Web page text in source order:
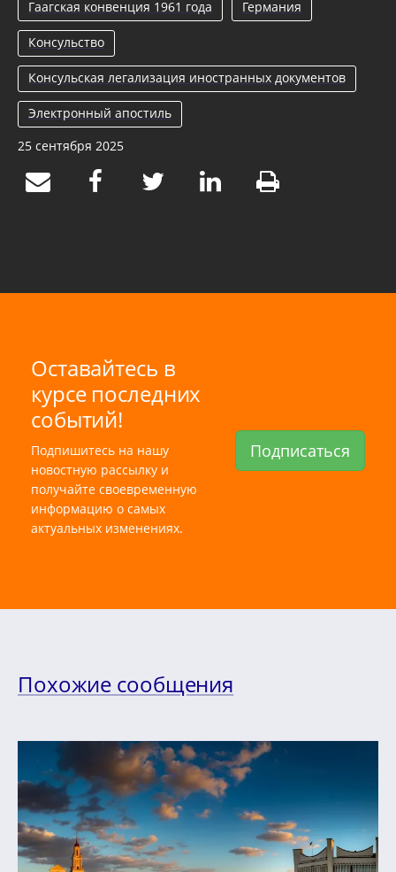
Гаагская конвенция 1961 года Германия
Консульство
Консульская легализация иностранных документов
Электронный апостиль
25 сентября 2025
Оставайтесь в
курсе последних
событий!
Подпишитесь на нашу
новостную рассылку и
получайте своевременную
информацию о самых
актуальных изменениях.
Подписаться
Похожие сообщения